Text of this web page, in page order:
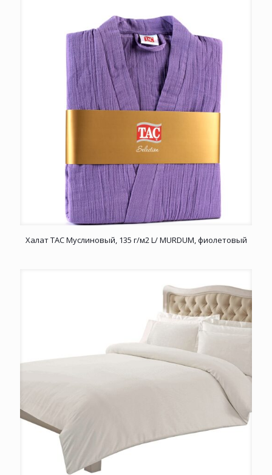
Халат TAC Муслиновый, 135 г/м2 L/ MURDUM, фиолетовый